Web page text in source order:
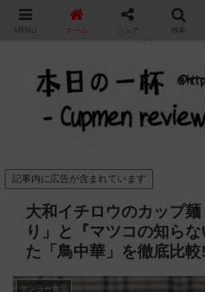
カップ麺の新商品をレビュー /
記事内に広告が含まれています
大和イチロウのカップ
り」と『マツコの知ら
た「鳥中華」を徹底比
サンヨー食品
MENU ホーム シェア 検索